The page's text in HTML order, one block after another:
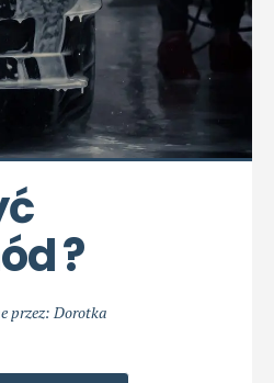
?
przez: Dorotka